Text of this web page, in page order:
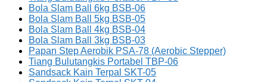
Bola Slam Ball 6kg BSB-06
Bola Slam Ball 5kg BSB-05
Bola Slam Ball 4kg BSB-04
Bola Slam Ball 3kg BSB-03
Papan Step Aerobik PSA-78 (Aerobic Stepper)
Tiang Bulutangkis Portabel TBP-06
Sandsack Kain Terpal SKT-05